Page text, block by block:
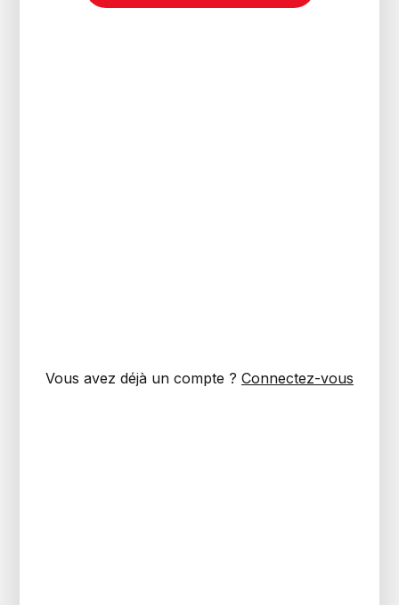
Vous avez déjà un compte ? Connectez-vous